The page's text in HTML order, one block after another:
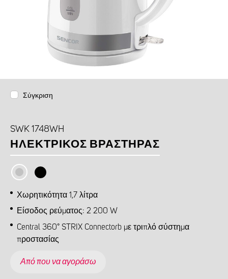
Σύγκριση
SWK 1748WH
ΗΛΕΚΤΡΙΚΌΣ ΒΡΑΣΤΉΡΑΣ
Χωρητικότητα 1,7 λίτρα
Είσοδος ρεύματος: 2 200 W
Central 360° STRIX Connectorb με τριπλό σύστημα
προστασίας
Από που να αγοράσω